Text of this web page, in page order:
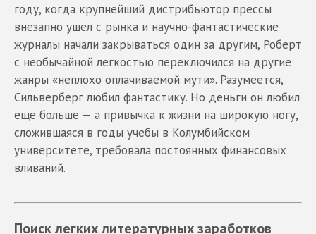
году, когда крупнейший дистрибьютор прессы
внезапно ушел с рынка и научно-фантастические
журналы начали закрываться один за другим, Роберт
с необычайной легкостью переключился на другие
жанры «неплохо оплачиваемой мути». Разумеется,
Сильверберг любил фантастику. Но деньги он любил
еще больше — а привычка к жизни на широкую ногу,
сложившаяся в годы учебы в Колумбийском
университете, требовала постоянных финансовых
вливаний.
Поиск легких литературных заработков